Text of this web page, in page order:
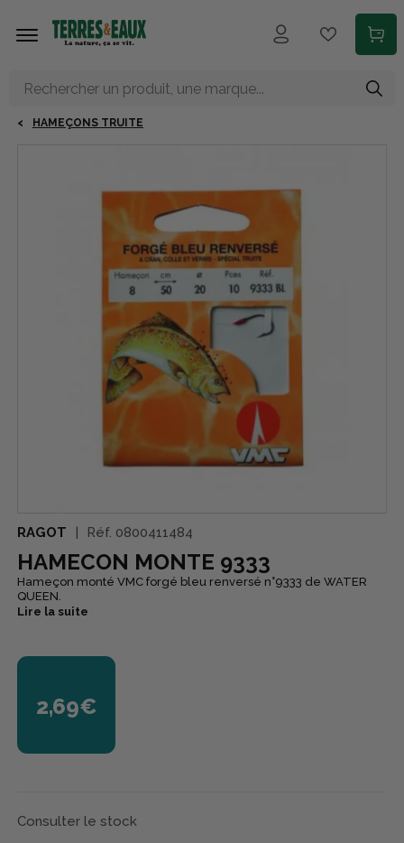
HAMEÇONS TRUITE
RAGOT Réf. 0800411484
HAMECON MONTE 9333
Hameçon monté VMC forgé bleu renversé n°9333 de WATER
QUEEN.
Lire la suite
2,69€
Consulter le stock